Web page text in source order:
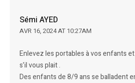
Sémi AYED
AVR 16, 2024 AT 10:27AM
Enlevez les portables à vos enfants
s’il vous plait .
Des enfants de 8/9 ans se balladent